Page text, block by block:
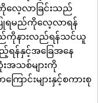
ကိုလေ့လာခြင်းသည်
ြုရမည်ကိုလေ့လာရန်
ကိုနားလည်ရန်သင်ယူ
န်နှင့်အခြေအနေ
အသစ်များကို
ြောင်းများနှင့်စကားစု